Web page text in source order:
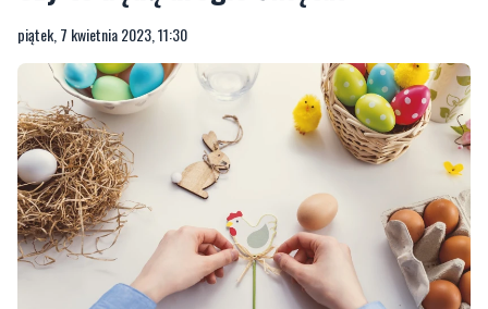
FOT. PIXABAY.COM